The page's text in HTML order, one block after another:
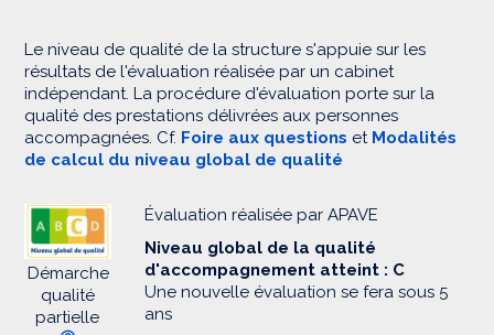
Le niveau de qualité de la structure s'appuie sur les
résultats de l'évaluation réalisée par un cabinet
indépendant. La procédure d'évaluation porte sur la
qualité des prestations délivrées aux personnes
accompagnées. Cf. Foire aux questions et Modalités
de calcul du niveau global de qualité
Démarche
qualité
partielle
Évaluation réalisée par APAVE
Niveau global de la qualité
d'accompagnement atteint : C
Une nouvelle évaluation se fera sous 5
ans